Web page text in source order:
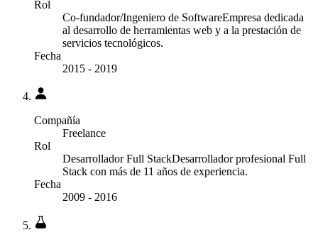
Rol
Co-fundador/Ingeniero de SoftwareEmpresa dedicada
al desarrollo de herramientas web y a la prestación de
servicios tecnológicos.
Fecha
2015 - 2019
Compañía
Freelance
Rol
Desarrollador Full StackDesarrollador profesional Full
Stack con más de 11 años de experiencia.
Fecha
2009 - 2016